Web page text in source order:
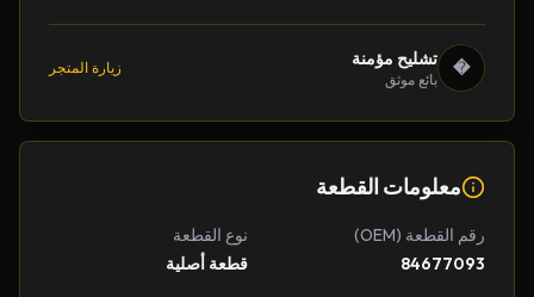
� تشليح مؤمنة
بائع موثق
زيارة المتجر
معلومات القطعة
رقم القطعة (OEM)
84677093
نوع القطعة
قطعة أصلية